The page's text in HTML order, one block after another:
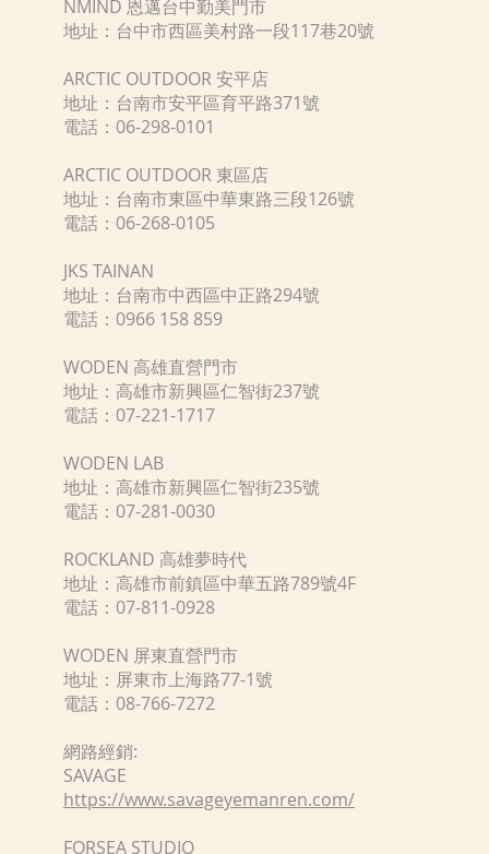
NMIND 恩邁台中勤美門市
地址：台中市西區美村路一段117巷20號
ARCTIC OUTDOOR 安平店
地址：台南市安平區育平路371號
電話：06-298-0101
ARCTIC OUTDOOR 東區店
地址：台南市東區中華東路三段126號
電話：06-268-0105
JKS TAINAN
地址：台南市中西區中正路294號
電話：0966 158 859
WODEN 高雄直營門市
地址：高雄市新興區仁智街237號
電話：07-221-1717
WODEN LAB
地址：高雄市新興區仁智街235號
電話：07-281-0030
ROCKLAND 高雄夢時代
地址：高雄市前鎮區中華五路789號4F
電話：07-811-0928
WODEN 屏東直營門市
地址：屏東市上海路77-1號
電話：08-766-7272
網路經銷:
SAVAGE
https://www.savageyemanren.com/
FORSEA STUDIO